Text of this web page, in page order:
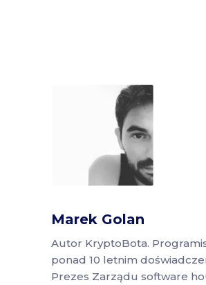
Marek Golan
Autor KryptoBota.
ponad 10 letnim
Prezes Zarządu software